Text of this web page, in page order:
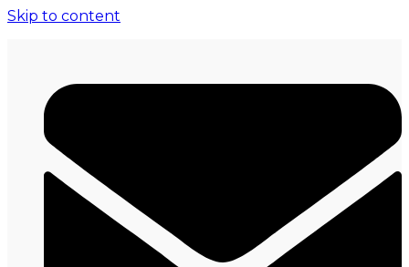
Skip to content